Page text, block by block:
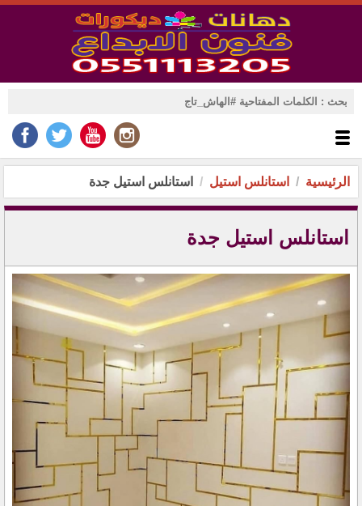
الرئيسية استانلس استيل استانلس استيل جدة
استانلس استيل جدة